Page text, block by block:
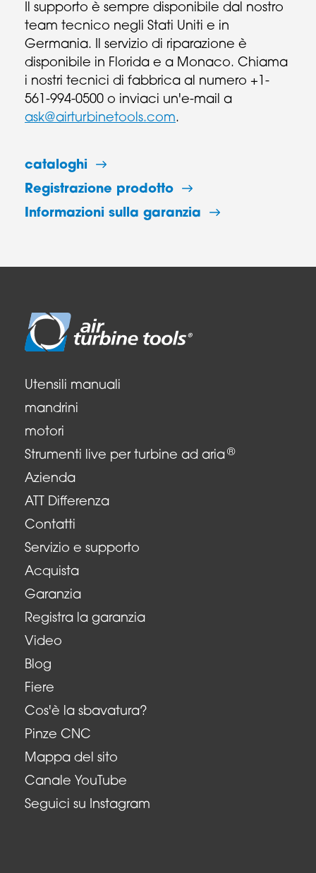
Il supporto è sempre disponibile dal nostro
team tecnico negli Stati Uniti e in
Germania. Il servizio di riparazione è
disponibile in Florida e a Monaco. Chiama
i nostri tecnici di fabbrica al numero +1-
561-994-0500 o inviaci un'e-mail a
ask@airturbinetools.com.
cataloghi
Registrazione prodotto
Informazioni sulla garanzia
Utensili manuali
mandrini
motori
Strumenti live per turbine ad aria ®
Azienda
ATT Differenza
Contatti
Servizio e supporto
Acquista
Garanzia
Registra la garanzia
Video
Blog
Fiere
Cos'è la sbavatura?
Pinze CNC
Mappa del sito
Canale YouTube
Seguici su Instagram